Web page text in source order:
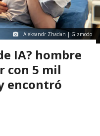
Aleksandr Zhadan | Gizmodo
IA? hombre
con 5 mil
encontró